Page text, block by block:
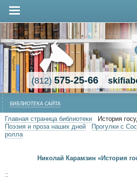
(812)575-25-66
БИБЛИОТЕКА САЙТА
Главная страница библиотеки
История
Поэзия и проза наших дней
Прогулки с
ролла
Николай Карамзин «История
::